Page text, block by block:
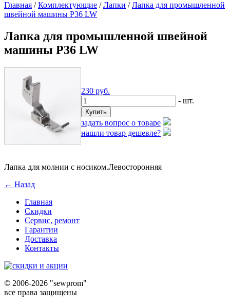
Главная /Комплектующие /Лапки /Лапка для промышленной
швейной машины P36 LW
Лапка для промышленной швейной
машины P36 LW
230 руб.
- шт.
задать вопрос о товаре
нашли товар дешевле?
Лапка для молнии с носиком.Левосторонняя
← Назад
Главная
Скидки
Сервис, ремонт
Гарантии
Доставка
Контакты
© 2006-2026 "sewprom"
все права защищены